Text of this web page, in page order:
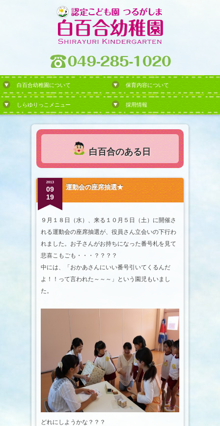
白百合幼稚園について 保育内容について
しらゆりっこメニュー 採用情報
白百合のある日
運動会の座席抽選★
2013
09
19
９月１８日（水）、来る１０月５日（土）に開催さ
れる運動会の座席抽選が、役員さん立会いの下行わ
れました。お子さんがお持ちになった番号札を見て
悲喜こもごも・・・？？？？
中には、「おかあさんにいい番号引いてくるんだ
よ！！って言われた～～～」という園児もいまし
た。
どれにしようかな？？？